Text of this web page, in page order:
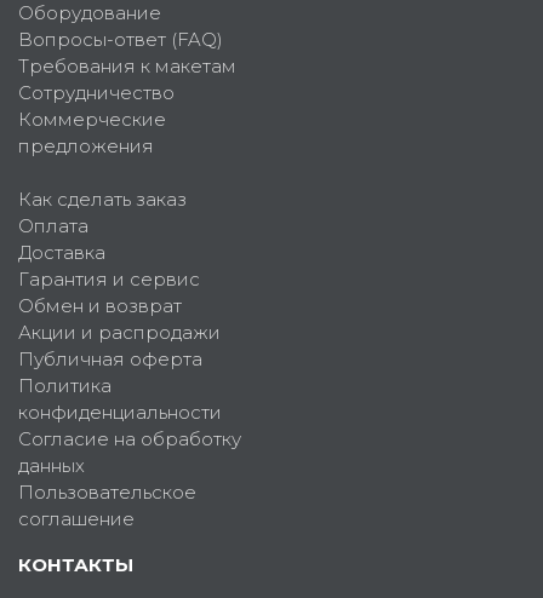
Оборудование
Вопросы-ответ (FAQ)
Требования к макетам
Сотрудничество
Коммерческие
предложения
Как сделать заказ
Оплата
Доставка
Гарантия и сервис
Обмен и возврат
Акции и распродажи
Публичная оферта
Политика
конфиденциальности
Согласие на обработку
данных
Пользовательское
соглашение
КОНТАКТЫ